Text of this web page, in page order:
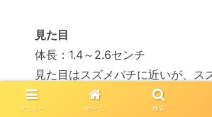
見た目
体長：1.4～2.6センチ
見た目はスズメバチに近いが、ス
細身で小さい
メニュー ホーム 検索